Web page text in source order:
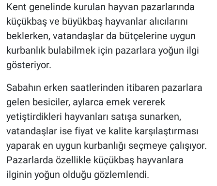
Kent genelinde kurulan hayvan pazarlarında
küçükbaş ve büyükbaş hayvanlar alıcılarını
beklerken, vatandaşlar da bütçelerine uygun
kurbanlık bulabilmek için pazarlara yoğun ilgi
gösteriyor.
Sabahın erken saatlerinden itibaren pazarlara
gelen besiciler, aylarca emek vererek
yetiştirdikleri hayvanları satışa sunarken,
vatandaşlar ise fiyat ve kalite karşılaştırması
yaparak en uygun kurbanlığı seçmeye çalışıyor.
Pazarlarda özellikle küçükbaş hayvanlara
ilginin yoğun olduğu gözlemlendi.
Yerel